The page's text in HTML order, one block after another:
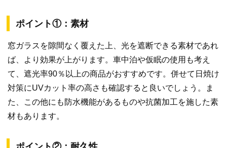
ポイント①：素材
窓ガラスを隙間なく覆えた上、光を遮断できる素材であれ
ば、より効果が上がります。車中泊や仮眠の使用も考え
て、遮光率90％以上の商品がおすすめです。併せて日焼け
対策にUVカット率の高さも確認すると良いでしょう。ま
た、この他にも防水機能があるものや抗菌加工を施した素
材もあります。